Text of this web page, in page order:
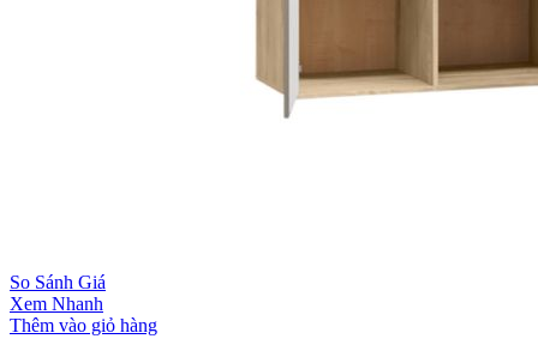
So Sánh Giá
Xem Nhanh
Thêm vào giỏ hàng